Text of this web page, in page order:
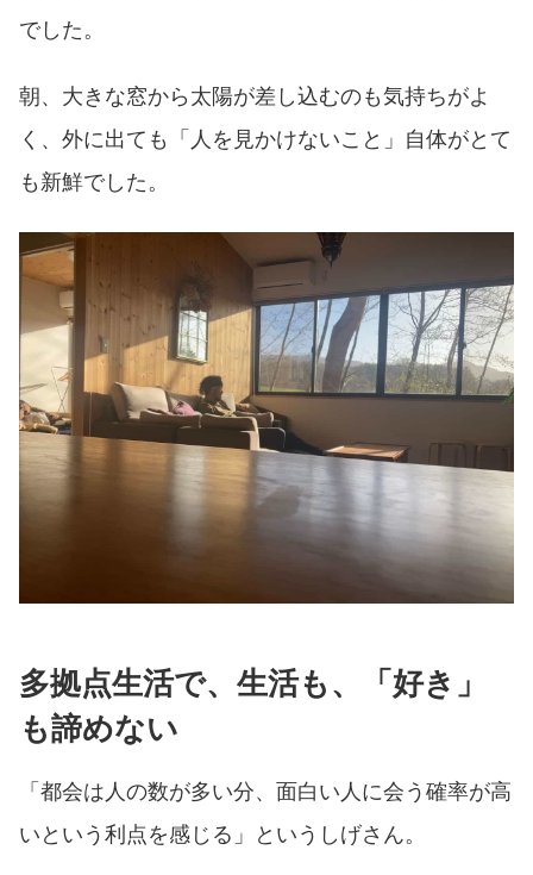
でした。
朝、大きな窓から太陽が差し込むのも気持ちがよ
く、外に出ても「人を見かけないこと」自体がとて
も新鮮でした。
多拠点生活で、生活も、「好き」
も諦めない
「都会は人の数が多い分、面白い人に会う確率が高
いという利点を感じる」というしげさん。